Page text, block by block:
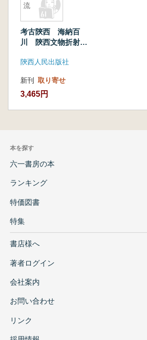
流
考古陝西 海納百
川 陝西文物折射的
陝西人民出版社
新刊 取り寄せ
3,465円
本を探す
六一書房の本
ランキング
特価図書
特集
書店様へ
著者ログイン
会社案内
お問い合わせ
リンク